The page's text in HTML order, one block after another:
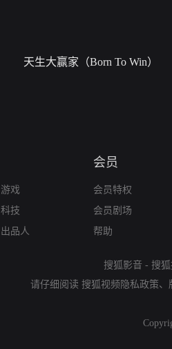
天生大赢家（Born To Win）
游戏
科技
出品人
会员
会员特权
会员剧场
帮助
搜狐影音 - 搜
请仔细阅读 搜狐视频隐私政策、